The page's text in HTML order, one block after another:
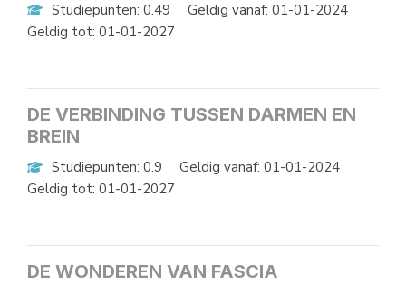
Studiepunten: 0.49
Geldig vanaf: 01-01-2024
Geldig tot: 01-01-2027
DE VERBINDING TUSSEN DARMEN EN
BREIN
Studiepunten: 0.9
Geldig vanaf: 01-01-2024
Geldig tot: 01-01-2027
DE WONDEREN VAN FASCIA